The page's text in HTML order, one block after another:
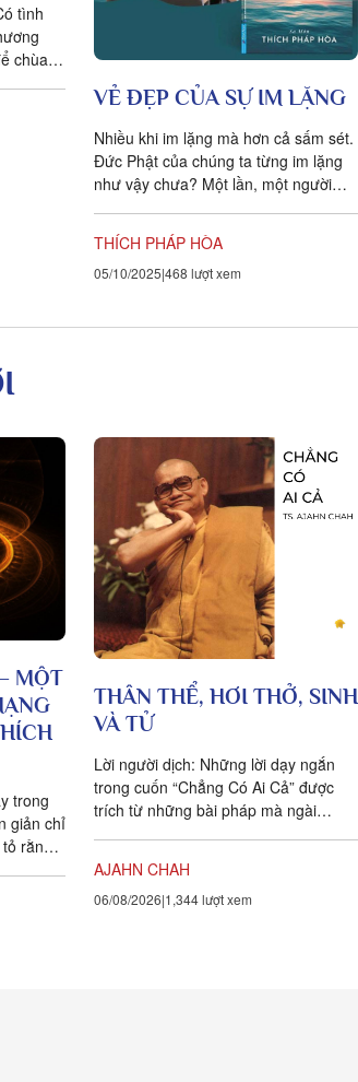
tình
chùa
VẺ ĐẸP CỦA SỰ IM LẶNG
Nhiều khi im lặng mà hơn cả sấm sét.
Đức Phật của chúng ta từng im lặng
như vậy chưa? Một lần, một người
THÍCH PHÁP HÒA
05/10/2025 468 lượt xem
MỘT
trong
giản chỉ
rằng
cấp
chất
THÂN THỂ, HƠI THỞ, SINH
VÀ TỬ
Lời người dịch: Những lời dạy ngắn
trong cuốn “Chẳng Có Ai Cả” được
trích từ những bài pháp mà ngài
AJAHN CHAH
06/08/2026 1,344 lượt xem